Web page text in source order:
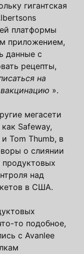
гигантская
платформы
приложением,
данные с
рецепты,
на
».
мегасети
Safeway,
Tom Thumb, в
о слиянии
над
в США.
то подобное,
с Avanlee